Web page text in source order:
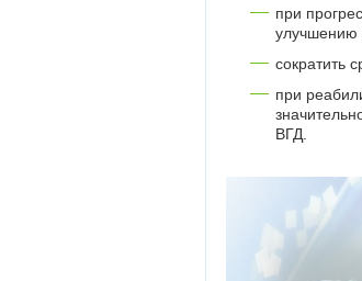
при
улучшению
сократить
при
ВГД.